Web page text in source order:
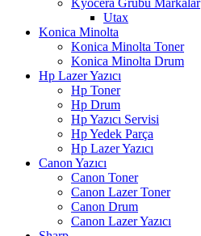
Utax
Konica Minolta
Konica Minolta Toner
Konica Minolta Drum
Hp Lazer Yazıcı
Hp Toner
Hp Drum
Hp Yazıcı Servisi
Hp Yedek Parça
Hp Lazer Yazıcı
Canon Yazıcı
Canon Toner
Canon Lazer Toner
Canon Drum
Canon Lazer Yazıcı